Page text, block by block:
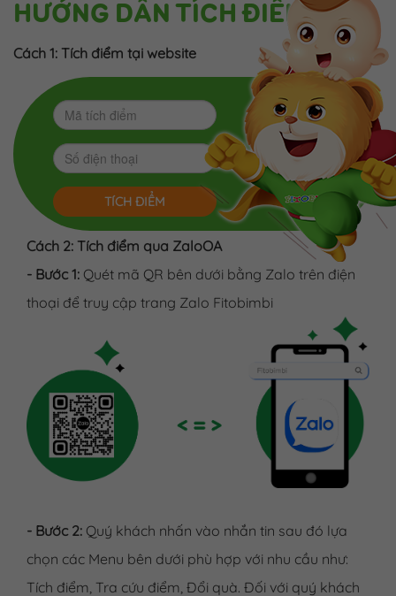
HƯỚNG DẪN TÍCH ĐIỂM
Cách 1: Tích điểm tại website
TÍCH ĐIỂM
Cách 2: Tích điểm qua ZaloOA
- Bước 1: Quét mã QR bên dưới bằng Zalo trên điện
thoại để truy cập trang Zalo Fitobimbi
- Bước 2: Quý khách nhấn vào nhắn tin sau đó lựa
chọn các Menu bên dưới phù hợp với nhu cầu như:
Tích điểm, Tra cứu điểm, Đổi quà. Đối với quý khách